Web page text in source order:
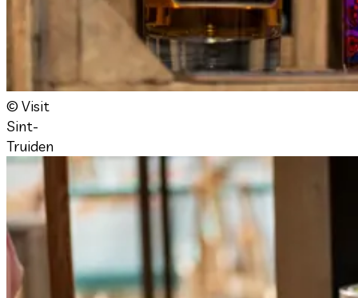
© Visit
Sint-
Truiden